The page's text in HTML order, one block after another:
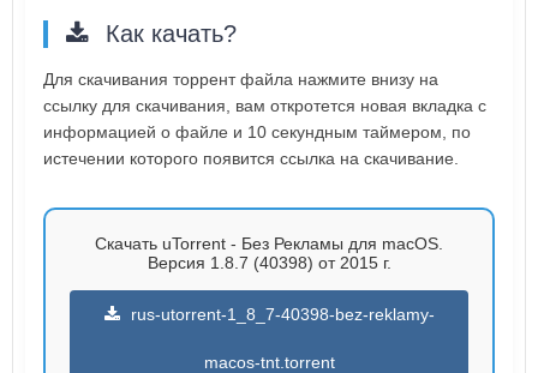
Как качать?
Для скачивания торрент файла нажмите внизу на
ссылку для скачивания, вам откротется новая вкладка с
информацией о файле и 10 секундным таймером, по
истечении которого появится ссылка на скачивание.
Скачать uTorrent - Без Рекламы для macOS.
Версия 1.8.7 (40398) от 2015 г.
rus-utorrent-1_8_7-40398-bez-reklamy-
macos-tnt.torrent